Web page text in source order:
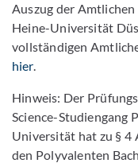
Auszug der
Heine-Universität
vollständigen
hier.
Hinweis: Der
Science-Studiengang
Universität hat zu § 4
den Polyvalenten